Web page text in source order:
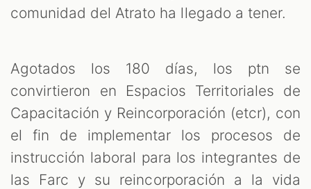
comunidad del Atrato ha llegado a tener.
Agotados los 180 días, los ptn se
convirtieron en Espacios Territoriales de
Capacitación y Reincorporación (etcr), con
el fin de implementar los procesos de
instrucción laboral para los integrantes de
las Farc y su reincorporación a la vida